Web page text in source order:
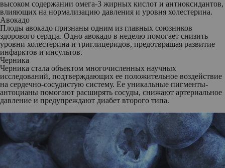
высоком содержании омега-3 жирных кислот и антиоксидантов,
влияющих на нормализацию давления и уровня холестерина.
Авокадо
Плоды авокадо признаны одним из главных союзников
здорового сердца. Одно авокадо в неделю помогает снизить
уровни холестерина и триглицеридов, предотвращая развитие
инфарктов и инсультов.
Черника
Черника стала объектом многочисленных научных
исследований, подтверждающих ее положительное воздействие
на сердечно-сосудистую систему. Ее уникальные пигменты-
антоцианы помогают расширять сосуды, снижают артериальное
давление и предупреждают диабет второго типа.